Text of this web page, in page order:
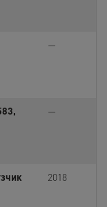
—
—
2018